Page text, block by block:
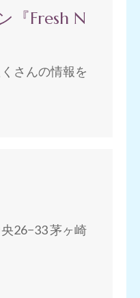
『Fresh N
さんの情報を
26−33 茅ヶ崎